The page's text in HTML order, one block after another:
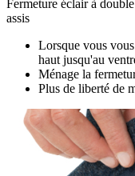
Fermeture éclair à
assis
Lorsque vous
haut jusqu'au
Ménage la
Plus de liberté de